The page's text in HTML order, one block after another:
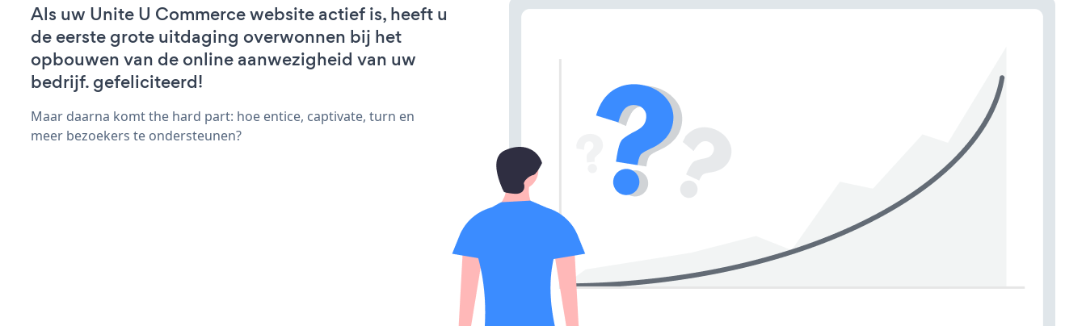
Als uw Unite U Commerce website actief is, heeft u
de eerste grote uitdaging overwonnen bij het
opbouwen van de online aanwezigheid van uw
bedrijf. gefeliciteerd!
Maar daarna komt the hard part: hoe entice, captivate, turn en
meer bezoekers te ondersteunen?